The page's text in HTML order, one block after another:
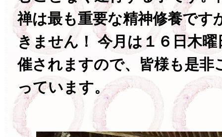
禅は最も重要な精神修養です
きません！ 今月は１６日木
催されますので、皆様も是非
っています。